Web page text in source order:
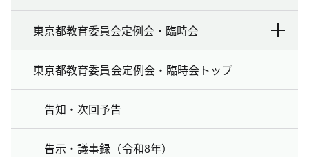
東京都教育委員会定例会・臨時会
東京都教育委員会定例会・臨時会トップ
告知・次回予告
告示・議事録（令和8年）